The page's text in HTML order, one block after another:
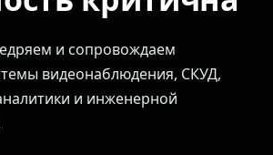
и сопровождаем
видеонаблюдения, СКУД,
и инженерной